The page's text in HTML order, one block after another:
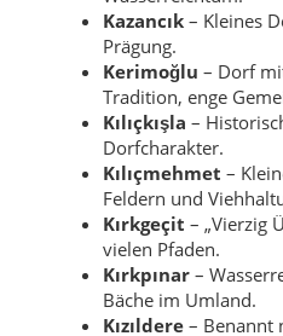
Kazancık – Kleines
Prägung.
Kerimoğlu – Dorf
Tradition, enge
Kılıçkışla –
Dorfcharakter.
Kılıçmehmet –
Feldern und
Kırkgeçit – „Vierzig
vielen Pfaden.
Kırkpınar –
Bäche im Umland.
Kızıldere – Benannt